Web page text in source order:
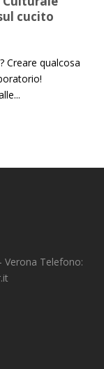
cucito
Creare qualcosa
Verona Telefono: